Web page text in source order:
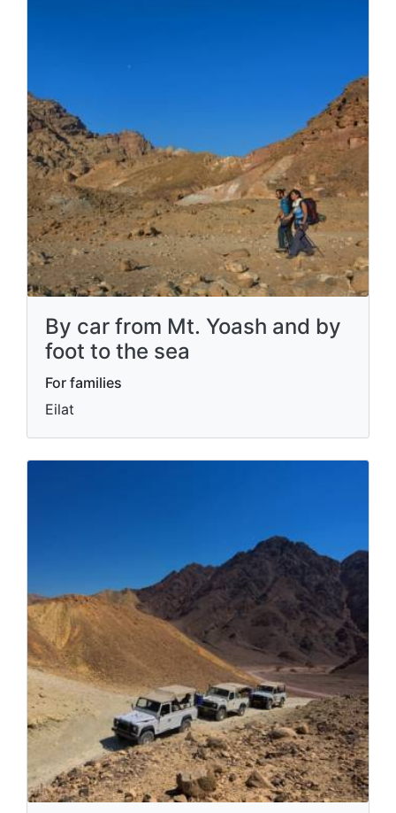
By car from Mt. Yoash and by
foot to the sea
For families
Eilat